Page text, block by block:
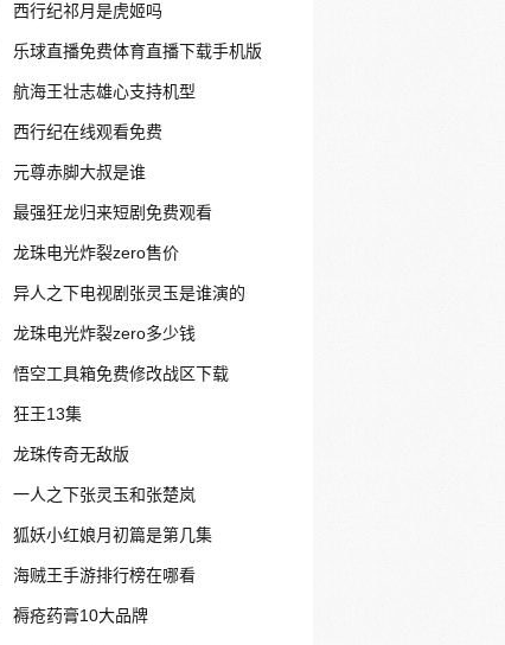
西行纪祁月是虎姬吗
乐球直播免费体育直播下载手机版
航海王壮志雄心支持机型
西行纪在线观看免费
元尊赤脚大叔是谁
最强狂龙归来短剧免费观看
龙珠电光炸裂zero售价
异人之下电视剧张灵玉是谁演的
龙珠电光炸裂zero多少钱
悟空工具箱免费修改战区下载
狂王13集
龙珠传奇无敌版
一人之下张灵玉和张楚岚
狐妖小红娘月初篇是第几集
海贼王手游排行榜在哪看
褥疮药膏10大品牌